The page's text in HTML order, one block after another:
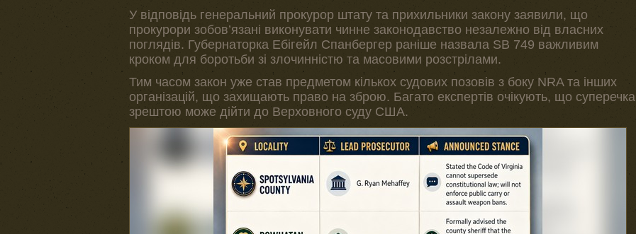
У відповідь генеральний прокурор штату та прихильники закону заявили, що
прокурори зобов’язані виконувати чинне законодавство незалежно від власних
поглядів. Губернаторка Ебігейл Спанбергер раніше назвала SB 749 важливим
кроком для боротьби зі злочинністю та масовими розстрілами.
Тим часом закон уже став предметом кількох судових позовів з боку NRA та інших
організацій, що захищають право на зброю. Багато експертів очікують, що суперечка
зрештою може дійти до Верховного суду США.